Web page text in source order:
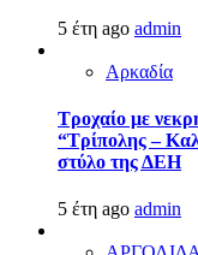
5 έτη ago admin
Αρκαδία
Τροχαίο με
“Τρίπολης –
στύλο της ΔΕΗ
5 έτη ago admin